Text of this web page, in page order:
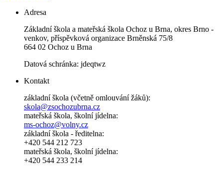
Adresa
Základní škola a mateřská škola Ochoz u Brna, okres Brno -
venkov, příspěvková organizace Brněnská 75/8
664 02 Ochoz u Brna
Datová schránka: jdeqtwz
Kontakt
základní škola (včetně omlouvání žáků):
skola@zsochozubrna.cz
mateřská škola, školní jídelna:
ms-ochoz@volny.cz
základní škola - ředitelna:
+420 544 212 723
mateřská škola, školní jídelna:
+420 544 233 214